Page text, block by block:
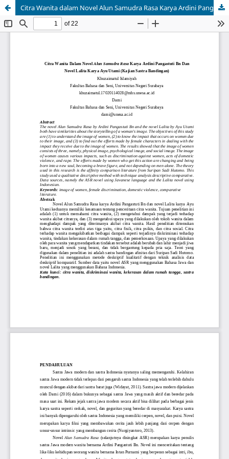
Citra Wanita dalam Novel Alun Samudra Rasa Karya Ardini Pangastuti BN dan Novel Lalita Karya Ayu Utami (Kajian Sastra Bandingan)